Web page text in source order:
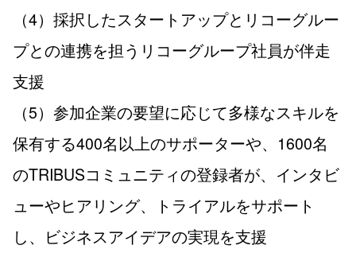
（4）採択したスタートアップとリコーグルー
プとの連携を担うリコーグループ社員が伴走
支援
（5）参加企業の要望に応じて多様なスキルを
保有する400名以上のサポーターや、1600名
のTRIBUSコミュニティの登録者が、インタビ
ューやヒアリング、トライアルをサポート
し、ビジネスアイデアの実現を支援